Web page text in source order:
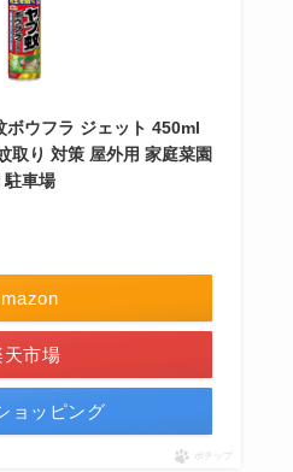
ボウフラ ジェット 450ml
取り 対策 屋外用 家庭菜園
駐車場
天市場
ョッピング
ポチップ